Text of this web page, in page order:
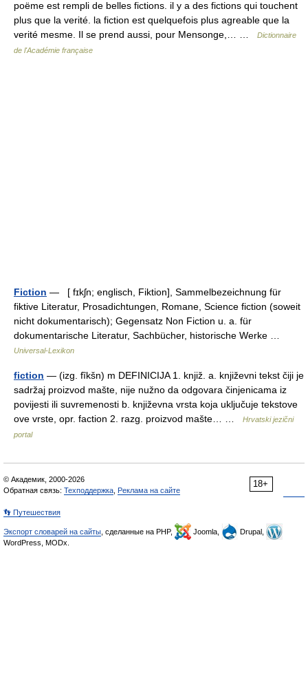
poëme est rempli de belles fictions. il y a des fictions qui touchent
plus que la verité. la fiction est quelquefois plus agreable que la
verité mesme. Il se prend aussi, pour Mensonge,… …
Dictionnaire
de l'Académie française
Fiction — [ fɪkʃn; englisch, Fiktion], Sammelbezeichnung für
fiktive Literatur, Prosadichtungen, Romane, Science fiction (soweit
nicht dokumentarisch); Gegensatz Non Fiction u. a. für
dokumentarische Literatur, Sachbücher, historische Werke …
Universal-Lexikon
fiction — (izg. fȉkšn) m DEFINICIJA 1. knjiž. a. književni tekst čiji je
sadržaj proizvod mašte, nije nužno da odgovara činjenicama iz
povijesti ili suvremenosti b. književna vrsta koja uključuje tekstove
ove vrste, opr. faction 2. razg. proizvod mašte… …
Hrvatski jezični
portal
18+
© Академик, 2000-2026
Обратная связь: Техподдержка Реклама на сайте
👣 Путешествия
Экспорт словарей на сайты , сделанные на PHP, Joomla,
Drupal,
WordPress, MODx.